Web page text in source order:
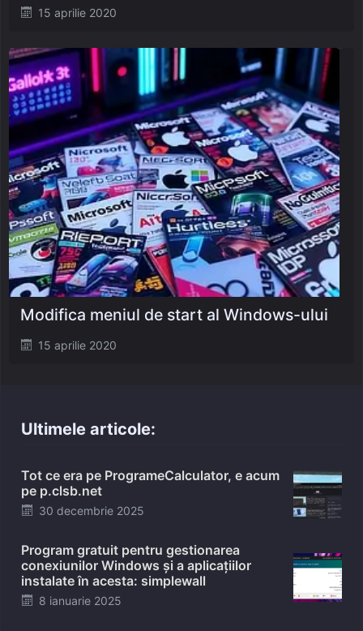
Posted
15 aprilie 2020
Posted
15 aprilie 2020
Modifica meniul de start al Windows-ului
Ultimele articole:
Tot ce era pe ProgrameCalculator, e acum
pe p.clsb.net
Posted
30 decembrie 2025
Program gratuit pentru gestionarea
conexiunilor Windows și a aplicațiilor
instalate în acesta: simplewall
Posted
8 ianuarie 2025